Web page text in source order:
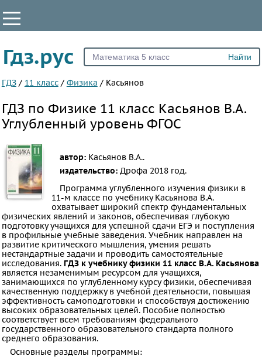
Все
5
7
8
9
ПРЕДМЕТЫ
Все
предметы
Математика
Английский
язык
Русский
язык
Алгебра
Геометрия
Гдз.рус
ГДЗ / 11 класс / Физика / Касьянов
ГДЗ по Физике 11 класс Касьянов В.А.
Углубленный уровень ФГОС
автор: Касьянов В.А..
издательство: Дрофа 2018 год.
Программа углубленного изучения физики в
11-м классе по учебнику Касьянова В.А.
охватывает широкий спектр фундаментальных
физических явлений и законов, обеспечивая глубокую
подготовку учащихся для успешной сдачи ЕГЭ и поступления
в профильные учебные заведения. Учебник направлен на
развитие критического мышления, умения решать
нестандартные задачи и проводить самостоятельные
исследования. ГДЗ к учебнику физики 11 класс В.А. Касьянова
является незаменимым ресурсом для учащихся,
занимающихся по углубленному курсу физики, обеспечивая
качественную поддержку в учебной деятельности, повышая
эффективность самоподготовки и способствуя достижению
высоких образовательных целей. Пособие полностью
соответствует всем требованиям федерального
государственного образовательного стандарта полного
среднего образования.
Основные разделы программы: